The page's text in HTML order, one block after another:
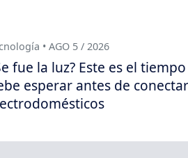
• AGO 5 / 2026
fue la luz? Este es el
esperar antes de